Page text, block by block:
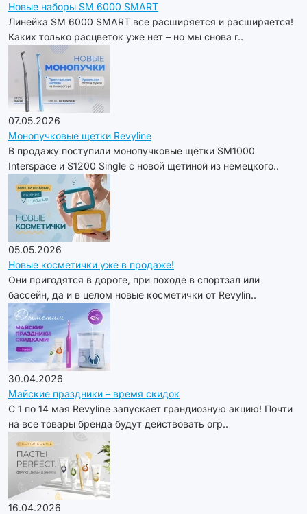
Новые наборы SM 6000 SMART
Линейка SM 6000 SMART все расширяетcя и расширяется!
Каких только расцветок уже нет – но мы снова г..
07.05.2026
Монопучковые щетки Revyline
В продажу поступили монопучковые щётки SM1000
Interspace и S1200 Single с новой щетиной из немецкого..
05.05.2026
Новые косметички уже в продаже!
Они пригодятся в дороге, при походе в спортзал или
бассейн, да и в целом новые косметички от Revylin..
30.04.2026
Майские праздники – время скидок
С 1 по 14 мая Revyline запускает грандиозную акцию! Почти
на все товары бренда будут действовать огр..
16.04.2026